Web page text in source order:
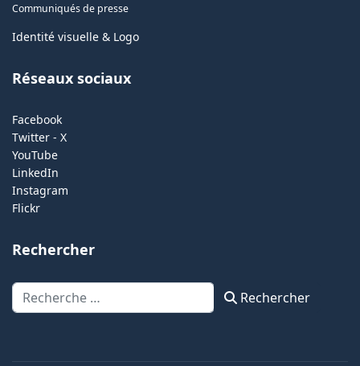
Communiqués de presse
Identité visuelle & Logo
Réseaux sociaux
Facebook
Twitter - X
YouTube
LinkedIn
Instagram
Flickr
Rechercher
Rechercher Rechercher